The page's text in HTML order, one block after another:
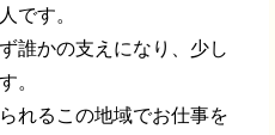
です。
誰かの支えになり、少し
。
れるこの地域でお仕事を